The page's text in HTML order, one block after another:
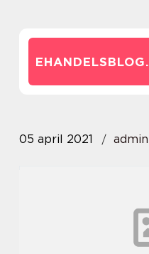
EHANDELSBLOG.
05 april 2021 admin